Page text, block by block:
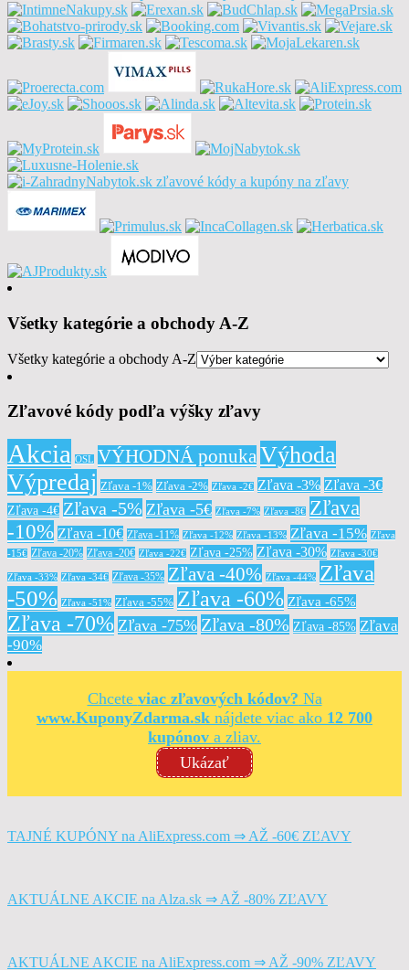
Všetky kategórie a obchody A-Z
Všetky kategórie a obchody A-Z
Zľavové kódy podľa výšky zľavy
Akcia OSL VÝHODNÁ ponukaVýhoda
Výpredaj Zľava -1% Zľava -2% Zľava -2€ Zľava -3% Zľava -3€
Zľava -4€ Zľava -5% Zľava -5€ Zľava -7% Zľava -8€ Zľava
-10% Zľava -10€ Zľava -11% Zľava -12% Zľava -13% Zľava -15% Zľava
-15€ Zľava -20% Zľava -20€ Zľava -22€ Zľava -25% Zľava -30% Zľava -30€
Zľava -33% Zľava -34€ Zľava -35% Zľava -40% Zľava -44% Zľava
-50% Zľava -51% Zľava -55% Zľava -60% Zľava -65%
Zľava -70% Zľava -75% Zľava -80% Zľava -85% Zľava
-90%
Chcete viac zľavových kódov? Na
www.KuponyZdarma.sk nájdete viac ako 12 700
kupónov a zliav.
Ukázať
TAJNÉ KUPÓNY na AliExpress.com ⇒ AŽ -60€ ZĽAVY
AKTUÁLNE AKCIE na Alza.sk ⇒ AŽ -80% ZĽAVY
AKTUÁLNE AKCIE na AliExpress.com ⇒ AŽ -90% ZĽAVY